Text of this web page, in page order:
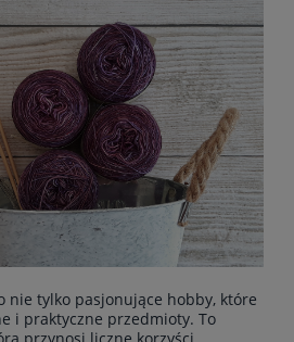
nie tylko pasjonujące hobby, które
i praktyczne przedmioty. To